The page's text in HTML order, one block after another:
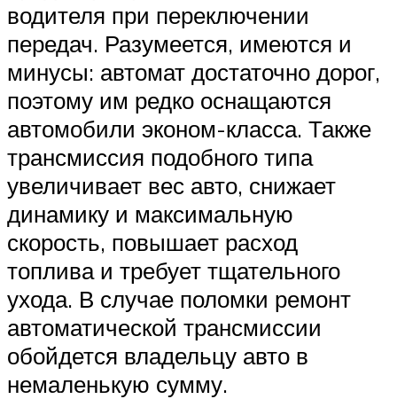
водителя при переключении
передач. Разумеется, имеются и
минусы: автомат достаточно дорог,
поэтому им редко оснащаются
автомобили эконом-класса. Также
трансмиссия подобного типа
увеличивает вес авто, снижает
динамику и максимальную
скорость, повышает расход
топлива и требует тщательного
ухода. В случае поломки ремонт
автоматической трансмиссии
обойдется владельцу авто в
немаленькую сумму.